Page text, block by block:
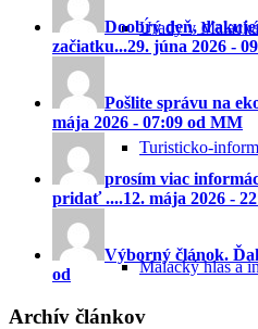
Úrady v
Turisticko-
Malacký hlas a
Doobrý deň,
začiatku...29. júna 2026 -
Pošlite správu na
mája 2026 - 07:09 od MM
prosím viac
pridať ....12. mája 2026 -
Výborný článok.
od
Archív článkov